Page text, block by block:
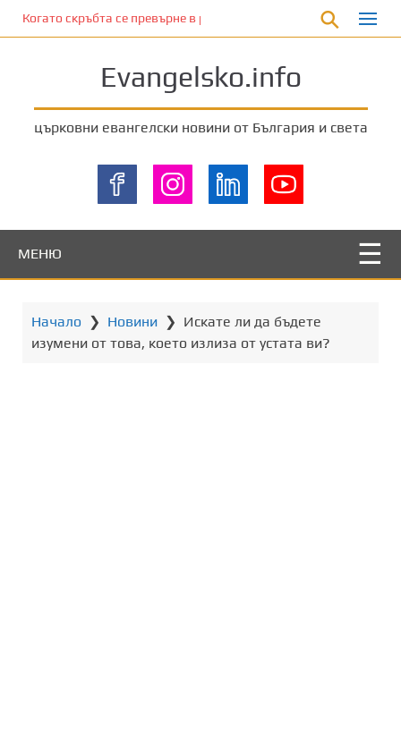
Когато скръбта се превърне в радост
Evangelsko.info
църковни евангелски новини от България и света
МЕНЮ
Начало ❯ Новини ❯ Искате ли да бъдете
изумени от това, което излиза от устата ви?